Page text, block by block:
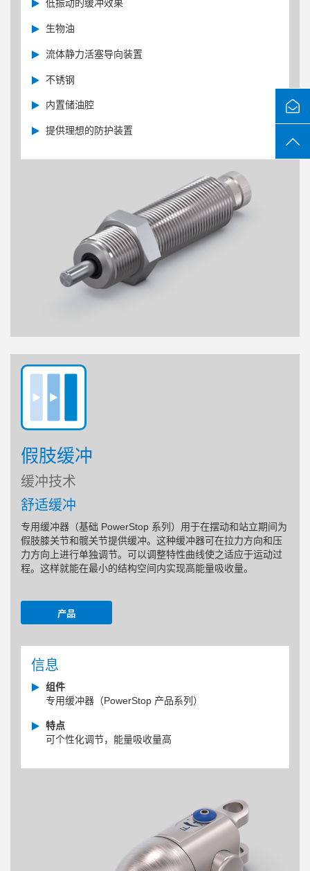
低振动的缓冲效果
生物油
流体静力活塞导向装置
不锈钢
内置储油腔
提供理想的防护装置
假肢缓冲
缓冲技术
舒适缓冲
专用缓冲器（基础 PowerStop 系列）用于在摆动和站立期间为
假肢膝关节和髋关节提供缓冲。这种缓冲器可在拉力方向和压
力方向上进行单独调节。可以调整特性曲线使之适应于运动过
程。这样就能在最小的结构空间内实现高能量吸收量。
产品
信息
组件
专用缓冲器（PowerStop 产品系列）
特点
可个性化调节，能量吸收量高